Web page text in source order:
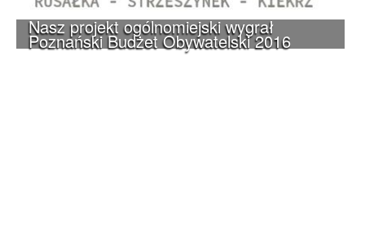
Nasz projekt ogólnomiejski wygrał
Poznański Budżet Obywatelski 2016